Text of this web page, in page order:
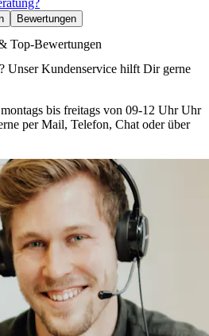
Bewertungen
Top-Bewertungen
Unser Kundenservice hilft Dir gerne
bis freitags von 09-12 Uhr Uhr
per Mail, Telefon, Chat oder über